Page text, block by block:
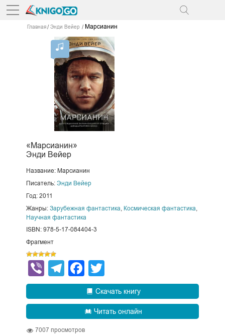
Главная Энди Вейер Марсианин
«Марсианин»
Энди Вейер
Название: Марсианин
Писатель: Энди Вейер
Год: 2011
Жанры: Зарубежная фантастика Космическая фантастика
Научная фантастика
ISBN: 978-5-17-084404-3
Фрагмент
ViberTelegram
Facebook
Скачать книгу
Читать онлайн
7007 просмотров